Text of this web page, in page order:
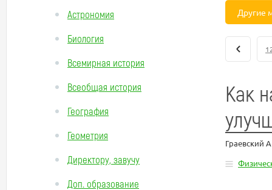
Астрономия
Биология
Всемирная история
Всеобщая история
География
Геометрия
Директору, завучу
Доп. образование
Другие
Как
Граевский